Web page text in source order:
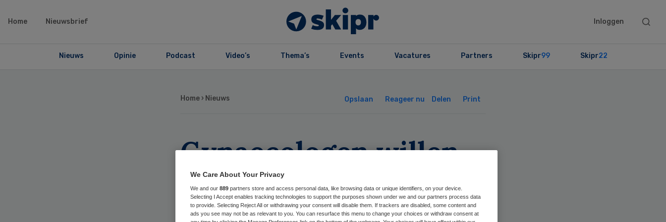
Home Nieuwsbrief Inloggen
Search
Nieuws Opinie Podcast Video’s Thema’s Events Vacatures Partners Skipr99 Skipr22
Home › Nieuws Opslaan Reageer nu Delen Print
Gynaecologen willen
aanpassing richtlijn
inleiden bevallingen
We Care About Your Privacy
We and our 889 partners store and access personal data, like browsing data or unique identifiers, on your device.
Selecting I Accept enables tracking technologies to support the purposes shown under we and our partners process data
to provide. Selecting Reject All or withdrawing your consent will disable them. If trackers are disabled, some content and
ads you see may not be as relevant to you. You can resurface this menu to change your choices or withdraw consent at